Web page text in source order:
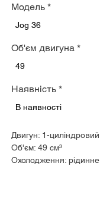
Модель *
Jog 36
Об'єм двигуна *
49
Наявність *
В наявності
Двигун: 1-
Об'єм: 49 см³
Охолодження: рідинне